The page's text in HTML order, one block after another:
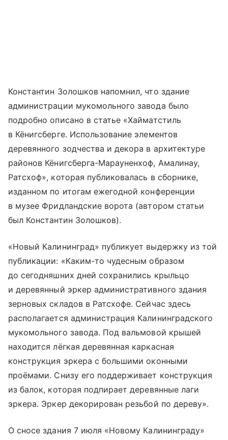
Константин Золошков напомнил, что здание
администрации мукомольного завода было
подробно описано в статье «Хайматстиль
в Кёнигсберге. Использование элементов
деревянного зодчества и декора в архитектуре
районов Кёнигсберга-Марауненхоф, Амалинау,
Ратсхоф», которая публиковалась в сборнике,
изданном по итогам ежегодной конференции
в музее Фридландские ворота (автором статьи
был Константин Золошков).
«Новый Калининград» публикует выдержку из той
публикации: «Каким-то чудесным образом
до сегодняшних дней сохранились крыльцо
и деревянный эркер административного здания
зерновых складов в Ратсхофе. Сейчас здесь
располагается администрация Калининградского
мукомольного завода. Под вальмовой крышей
находится лёгкая деревянная каркасная
конструкция эркера с большими оконными
проёмами. Снизу его поддерживает конструкция
из балок, которая подпирает деревянные лаги
эркера. Эркер декорирован резьбой по дереву».
О сносе здания 7 июля «Новому Калининграду»